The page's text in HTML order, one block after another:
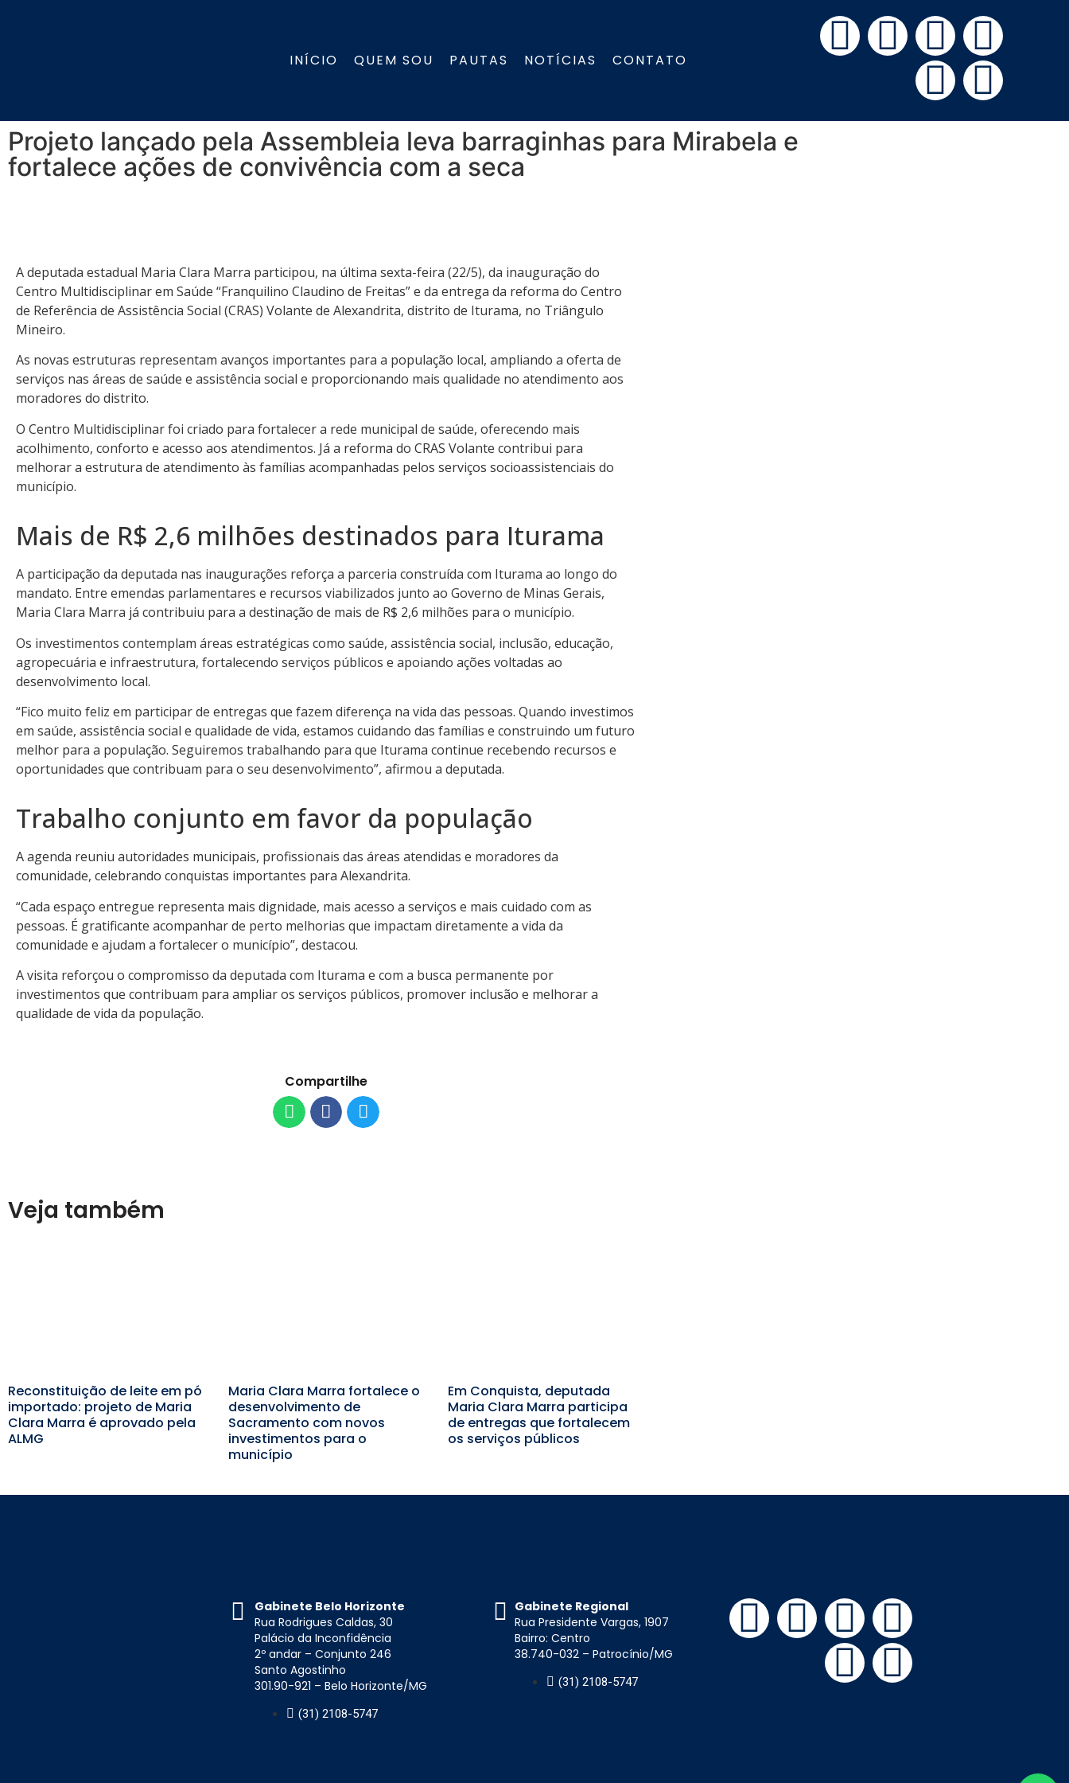
INÍCIO QUEM SOU PAUTAS NOTÍCIAS CONTATO
Projeto lançado pela Assembleia leva barraginhas para Mirabela e
fortalece ações de convivência com a seca
A deputada estadual Maria Clara Marra participou, na última sexta-feira (22/5), da inauguração do
Centro Multidisciplinar em Saúde “Franquilino Claudino de Freitas” e da entrega da reforma do Centro
de Referência de Assistência Social (CRAS) Volante de Alexandrita, distrito de Iturama, no Triângulo
Mineiro.
As novas estruturas representam avanços importantes para a população local, ampliando a oferta de
serviços nas áreas de saúde e assistência social e proporcionando mais qualidade no atendimento aos
moradores do distrito.
O Centro Multidisciplinar foi criado para fortalecer a rede municipal de saúde, oferecendo mais
acolhimento, conforto e acesso aos atendimentos. Já a reforma do CRAS Volante contribui para
melhorar a estrutura de atendimento às famílias acompanhadas pelos serviços socioassistenciais do
município.
Mais de R$ 2,6 milhões destinados para Iturama
A participação da deputada nas inaugurações reforça a parceria construída com Iturama ao longo do
mandato. Entre emendas parlamentares e recursos viabilizados junto ao Governo de Minas Gerais,
Maria Clara Marra já contribuiu para a destinação de mais de R$ 2,6 milhões para o município.
Os investimentos contemplam áreas estratégicas como saúde, assistência social, inclusão, educação,
agropecuária e infraestrutura, fortalecendo serviços públicos e apoiando ações voltadas ao
desenvolvimento local.
“Fico muito feliz em participar de entregas que fazem diferença na vida das pessoas. Quando investimos
em saúde, assistência social e qualidade de vida, estamos cuidando das famílias e construindo um futuro
melhor para a população. Seguiremos trabalhando para que Iturama continue recebendo recursos e
oportunidades que contribuam para o seu desenvolvimento”, afirmou a deputada.
Trabalho conjunto em favor da população
A agenda reuniu autoridades municipais, profissionais das áreas atendidas e moradores da
comunidade, celebrando conquistas importantes para Alexandrita.
“Cada espaço entregue representa mais dignidade, mais acesso a serviços e mais cuidado com as
pessoas. É gratificante acompanhar de perto melhorias que impactam diretamente a vida da
comunidade e ajudam a fortalecer o município”, destacou.
A visita reforçou o compromisso da deputada com Iturama e com a busca permanente por
investimentos que contribuam para ampliar os serviços públicos, promover inclusão e melhorar a
qualidade de vida da população.
Compartilhe
Veja também
Reconstituição de leite em pó
importado: projeto de Maria
Clara Marra é aprovado pela
ALMG
Maria Clara Marra fortalece o
desenvolvimento de
Sacramento com novos
investimentos para o
município
Em Conquista, deputada
Maria Clara Marra participa
de entregas que fortalecem
os serviços públicos
Gabinete Belo Horizonte
Rua Rodrigues Caldas, 30
Palácio da Inconfidência
2º andar – Conjunto 246
Santo Agostinho
301.90-921 – Belo Horizonte/MG
(31) 2108-5747
Gabinete Regional
Rua Presidente Vargas, 1907
Bairro: Centro
38.740-032 – Patrocínio/MG
(31) 2108-5747